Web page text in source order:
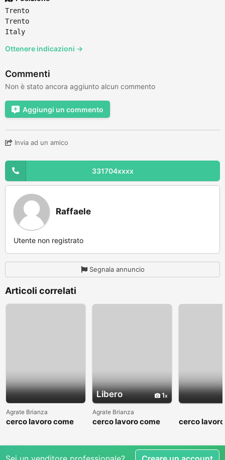
Trento
Trento
Italy
Ottenere indicazioni →
Commenti
Non è stato ancora aggiunto alcun commento
Aggiungi un commento
Invia ad un amico
331704xxxx
Raffaele
Utente non registrato
Segnala annuncio
Articoli correlati
Agrate Brianza
cerco lavoro come
Libero 1
Agrate Brianza
cerco lavoro come
cerco